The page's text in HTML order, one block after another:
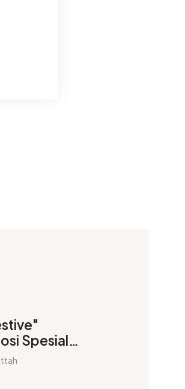
Spesial
Setia KAI